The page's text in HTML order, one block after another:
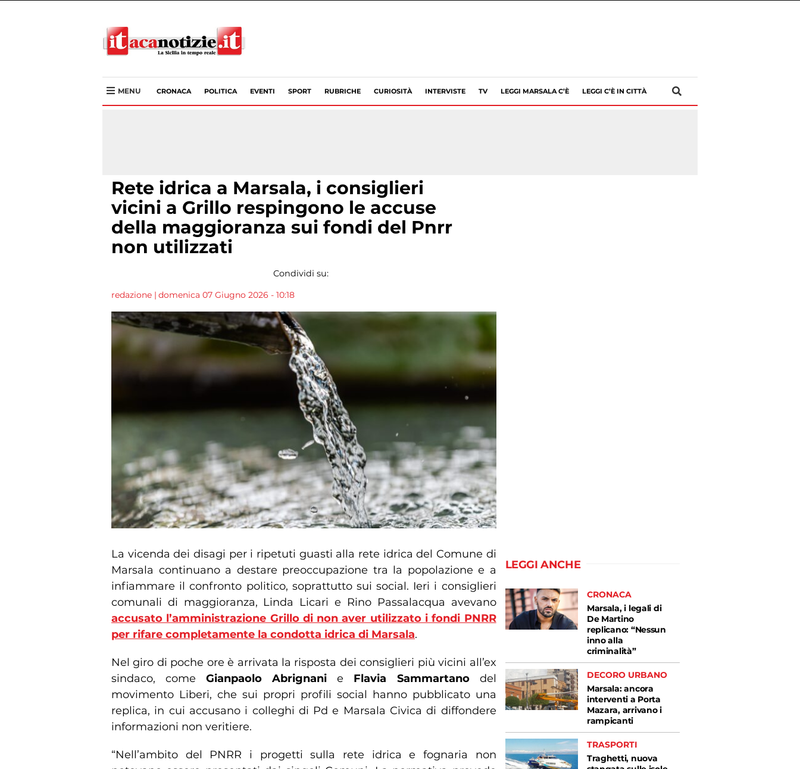
MENU CRONACA POLITICA EVENTI SPORT RUBRICHE CURIOSITÀ INTERVISTE TV LEGGI MARSALA C’È LEGGI C’È IN CITTÀ
Rete idrica a Marsala, i consiglieri
vicini a Grillo respingono le accuse
della maggioranza sui fondi del Pnrr
non utilizzati
Condividi su:
redazione | domenica 07 Giugno 2026 - 10:18
La vicenda dei disagi per i ripetuti guasti alla rete idrica del Comune di
Marsala continuano a destare preoccupazione tra la popolazione e a
infiammare il confronto politico, soprattutto sui social. Ieri i consiglieri
comunali di maggioranza, Linda Licari e Rino Passalacqua avevano
accusato l’amministrazione Grillo di non aver utilizzato i fondi PNRR
per rifare completamente la condotta idrica di Marsala.
Nel giro di poche ore è arrivata la risposta dei consiglieri più vicini all’ex
sindaco, comeGianpaolo Abrignanie Flavia Sammartanodel
movimento Liberi, che sui propri profili social hanno pubblicato una
replica, in cui accusano i colleghi di Pd e Marsala Civica di diffondere
informazioni non veritiere.
“Nell’ambito del PNRR i progetti sulla rete idrica e fognaria non
LEGGI ANCHE
CRONACA
Marsala, i legali di
De Martino
replicano: “Nessun
inno alla
criminalità”
DECORO URBANO
Marsala: ancora
interventi a Porta
Mazara, arrivano i
rampicanti
TRASPORTI
Traghetti, nuova